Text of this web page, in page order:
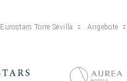
Eurostars Torre Sevilla Angebote